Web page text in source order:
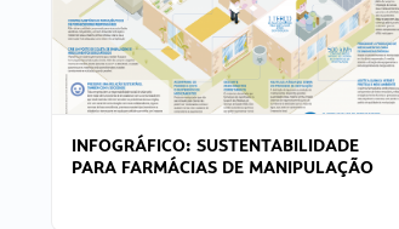
INFOGRÁFICO: SUSTENTABILIDADE
PARA FARMÁCIAS DE MANIPULAÇÃO